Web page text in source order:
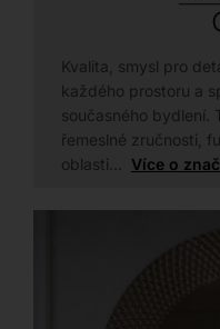
Kvalita, smysl pro
každého prostoru a
současného bydlení.
řemeslné zručnosti,
oblasti… Více o